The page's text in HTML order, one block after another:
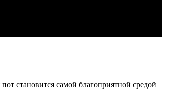
становится самой благоприятной средой